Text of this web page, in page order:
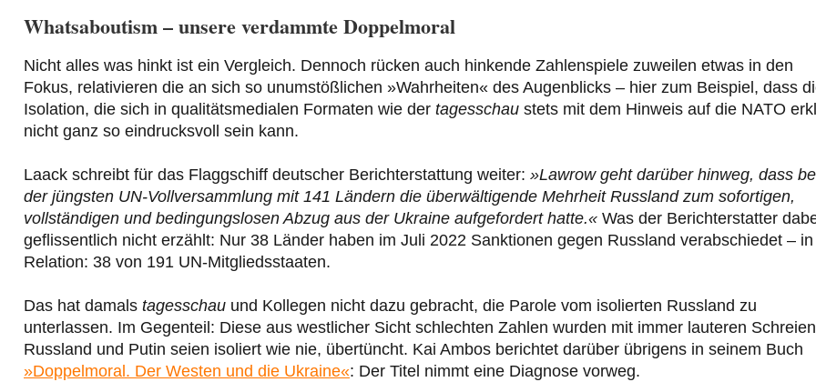
Whatsaboutism – unsere verdammte Doppelmoral
Nicht alles was hinkt ist ein Vergleich. Dennoch rücken auch hinkende Zahlenspiele zuweilen etwas in den
Fokus, relativieren die an sich so unumstößlichen »Wahrheiten« des Augenblicks – hier zum Beispiel, dass
Isolation, die sich in qualitätsmedialen Formaten wie der tagesschau stets mit dem Hinweis auf die NATO
nicht ganz so eindrucksvoll sein kann.
Laack schreibt für das Flaggschiff deutscher Berichterstattung weiter: »Lawrow geht darüber hinweg, dass
der jüngsten UN-Vollversammlung mit 141 Ländern die überwältigende Mehrheit Russland zum sofortigen,
vollständigen und bedingungslosen Abzug aus der Ukraine aufgefordert hatte.« Was der Berichterstatter
geflissentlich nicht erzählt: Nur 38 Länder haben im Juli 2022 Sanktionen gegen Russland verabschiedet – in
Relation: 38 von 191 UN-Mitgliedsstaaten.
Das hat damals tagesschau und Kollegen nicht dazu gebracht, die Parole vom isolierten Russland zu
unterlassen. Im Gegenteil: Diese aus westlicher Sicht schlechten Zahlen wurden mit immer lauteren
Russland und Putin seien isoliert wie nie, übertüncht. Kai Ambos berichtet darüber übrigens in seinem Buch
»Doppelmoral. Der Westen und die Ukraine«: Der Titel nimmt eine Diagnose vorweg.